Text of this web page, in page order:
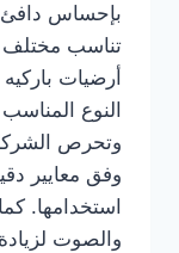
بإحساس دافئ
تناسب مختلف
أرضيات
النوع
وتحرص
وفق معايير
استخدامها.
والصوت